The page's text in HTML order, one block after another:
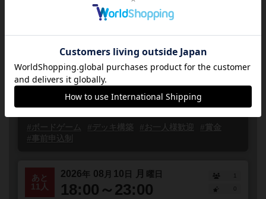
【優勝賞金5万円にUP!】活動資金
作りに！ボードゲーム大会参加者募
愛知県 名古屋駅から徒歩4分 誰でも参加
私たちは、ゲームや楽しさを通じて社会課題に関わるこ
とに取り組んでいる一般社団法人地域とひとの関わり方
研究所（旧：Do It Yourself ）と申します。この度、...
#ボードゲーム
#デッキ構築 #お一人様歓迎
#賞金
#事前申込制
あと
11人
2026年 08 月 10 日 月 曜日
18:00～23:00
1